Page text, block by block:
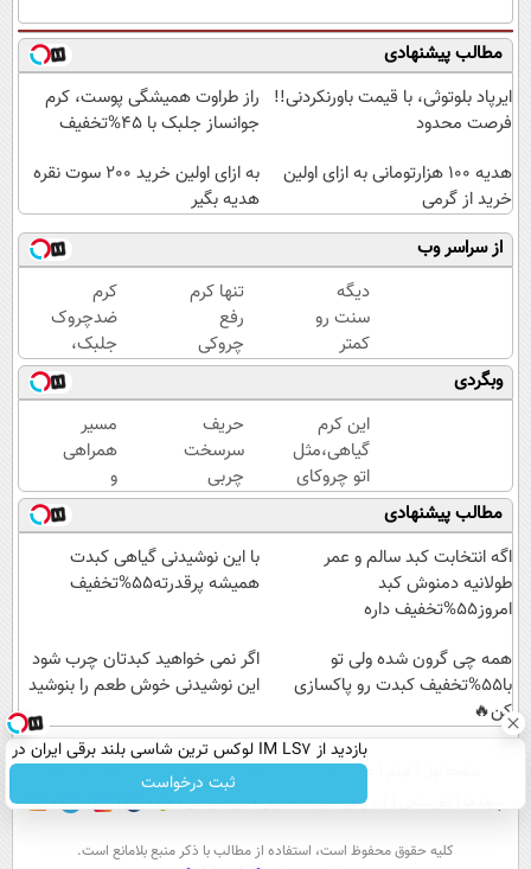
مطالب پیشنهادی
ایرپاد بلوتوثی، با قیمت باورنکردنی!!
فرصت محدود
راز طراوت همیشگی پوست، کرم
جوانساز جلبک با 45%تخفیف
هدیه 100 هزارتومانی به ازای اولین
خرید از گرمی
به ازای اولین خرید 200 سوت نقره
هدیه بگیر
از سراسر وب
دیگه
سنت رو
کمتر
حدس
میزنن😉
کرم
ضدچروک
گیاهی👈🏻
45%تخفیف
تنها کرم
رفع
چروکی
که
مجوز
رسمی
وزارت
بهداشت
دارد
کرم
ضدچروک
جلبک،
جوانسازی
طبیعی
پوست
شما40%تخفیف
وبگردی
این کرم
گیاهی،مثل
اتو چروکای
پوستتوصاف
میکنه!50%تخفیف
حریف
سرسخت
چربی
های
شکم و
پهلو با
تخفیف
جهانی
مسیر
همراهی
و
گزارش
عملکرد
گروه
اسنپ
مطالب پیشنهادی
اگه انتخابت کبد سالم و عمر
طولانیه دمنوش کبد
امروز55%تخفیف داره
با این نوشیدنی گیاهی کبدت
همیشه پرقدرته55%تخفیف
همه چی گرون شده ولی تو
با55%تخفیف کبدت رو پاکسازی
کن🔥
اگر نمی خواهید کبدتان چرب شود
این نوشیدنی خوش طعم را بنوشید
بازدید از IM LS7 لوکس ترین شاسی بلند برقی ایران در
باشگاه انقلاب
ثبت درخواست عصر ایران۲ درباره عصرایران تماس با ما
آب و هوا اوقات شرعی سواد زندگی
كليه حقوق محفوظ است، استفاده از مطالب با ذكر منبع بلامانع است.